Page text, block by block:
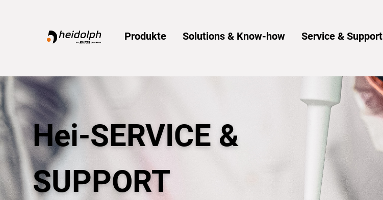
Produkte Solutions & Know-how Service & Support
Hei-SERVICE &
SUPPORT